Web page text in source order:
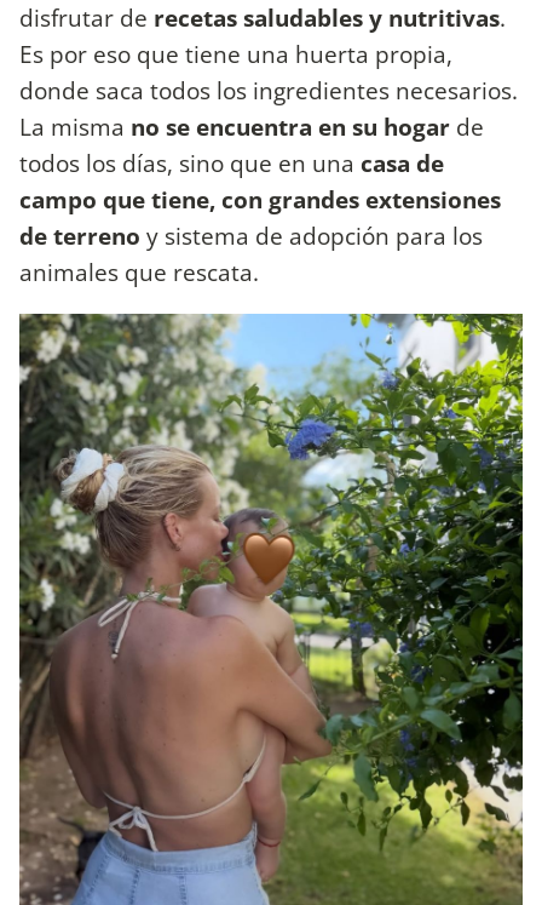
disfrutar de recetas saludables y nutritivas.
Es por eso que tiene una huerta propia,
donde saca todos los ingredientes necesarios.
La misma no se encuentra en su hogar de
todos los días, sino que en una casa de
campo que tiene, con grandes extensiones
de terreno y sistema de adopción para los
animales que rescata.